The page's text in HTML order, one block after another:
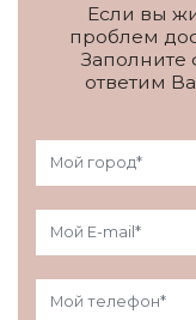
Если вы
проблем
Заполните
ответим